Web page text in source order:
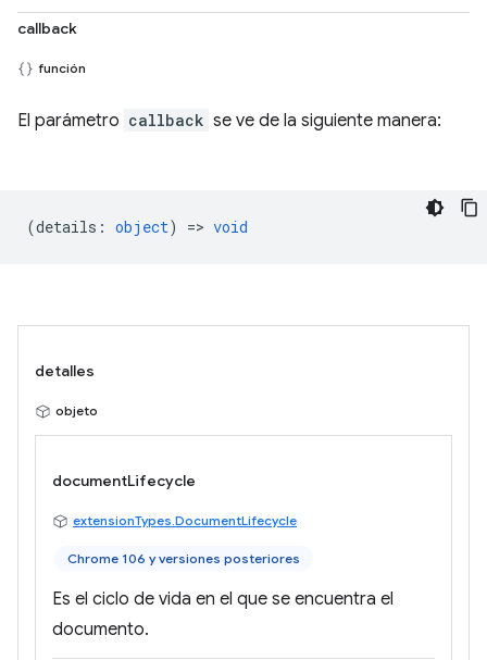
callback
función
El parámetro callback se ve de la siguiente manera:
(details : object) => void
detalles
objeto
documentLifecycle
extensionTypes.DocumentLifecycle
Chrome 106 y versiones posteriores
Es el ciclo de vida en el que se encuentra el
documento.